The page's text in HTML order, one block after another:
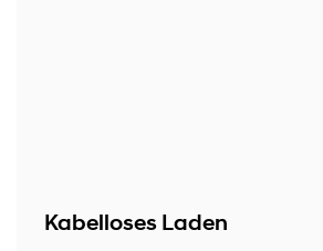
Kabelloses Laden